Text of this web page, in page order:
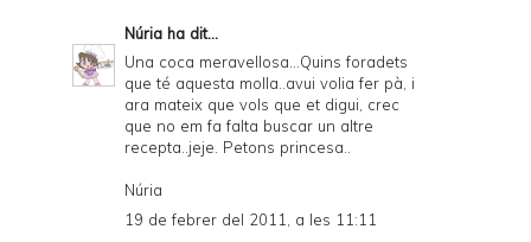
Núria ha dit...
Una coca meravellosa...Quins foradets
que té aquesta molla..avui volia fer pà, i
ara mateix que vols que et digui, crec
que no em fa falta buscar un altre
recepta..jeje. Petons princesa..
Núria
19 de febrer del 2011, a les 11:11